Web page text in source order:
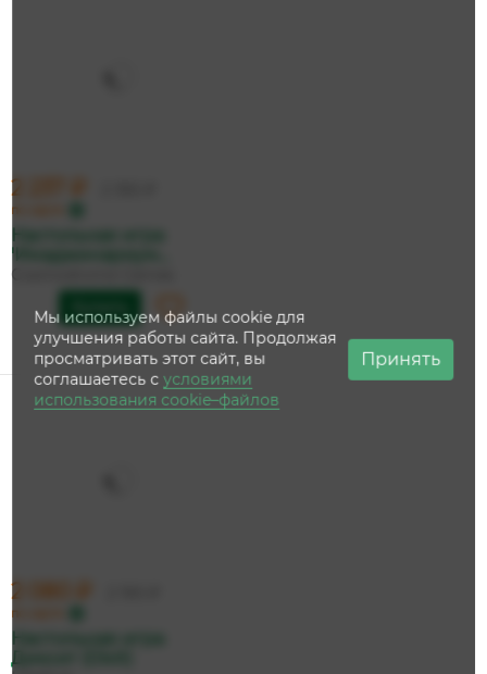
2 237 ₽
по карте
Настольная игра
'Имаджинариум...
Cosmodrome Games
2 080 ₽
по карте
Настольная игра
Диксит (Dixit)
Мы используем файлы cookie для
улучшения работы сайта. Продолжая
просматривать этот сайт, вы
соглашаетесь сусловиями
использования cookie–файлов
Принять